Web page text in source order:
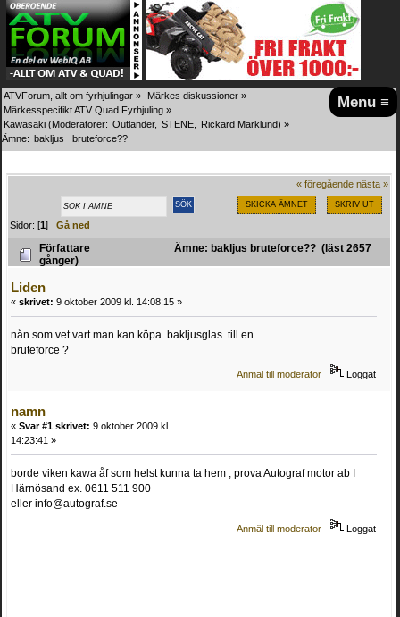
Menu ≡
ATVForum, allt om fyrhjulingar » Märkes diskussioner »
Märkesspecifikt ATV Quad Fyrhjuling »
Kawasaki (Moderatorer: Outlander, STENE Rickard Marklund) »
Ämne: bakljus   bruteforce??
« föregående nästa »
SKICKA ÄMNET SKRIV UT
Sidor: [1]Gå ned
Författare
Ämne: bakljus bruteforce?? (läst 2657
gånger)
Liden
« skrivet: 9 oktober 2009 kl. 14:08:15 »
nån som vet vart man kan köpa bakljusglas till en
bruteforce ?
Anmäl till moderator Loggat
namn
« Svar #1 skrivet: 9 oktober 2009 kl.
14:23:41 »
borde viken kawa åf som helst kunna ta hem , prova Autograf motor ab I
Härnösand ex. 0611 511 900
eller info@autograf.se
Anmäl till moderator Loggat